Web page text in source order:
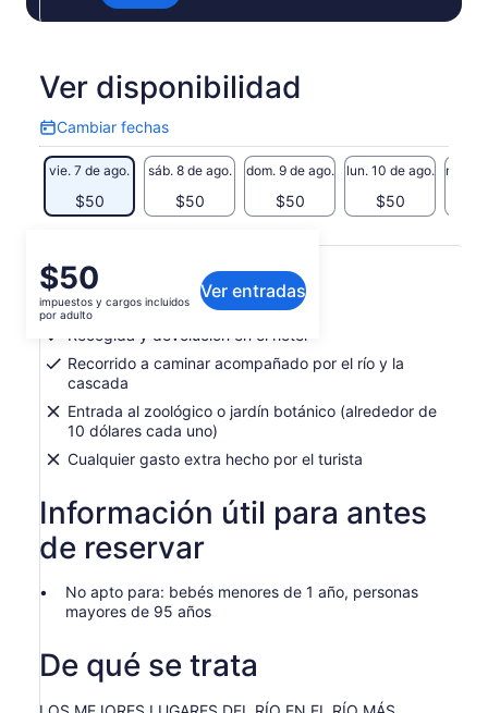
Ver disponibilidad
Cambiar fechas
Cambiar
fechas
vie. 7 de ago.
$50
sáb. 8 de ago.
$50
dom. 9 de ago.
$50
lun. 10 de ago.
$50
mar.
El
precio
es
de
$50.
adulto
$50
impuestos y cargos incluidos
por adulto
Ver entradas
Qué incluye o no
El precio incluye:
Recogida y devolución en el hotel
Recorrido a caminar acompañado por el río y la
cascada
Entrada al zoológico o jardín botánico (alrededor de
10 dólares cada uno)
Cualquier gasto extra hecho por el turista
Información útil para antes
de reservar
No apto para: bebés menores de 1 año, personas
mayores de 95 años
De qué se trata